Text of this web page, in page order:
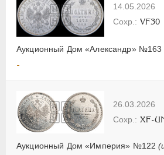
14.05.2026
Аукционный Дом «Александр» №163
VF30
-
26.03.2026
Аукционный Дом «Империя» №122
XF-